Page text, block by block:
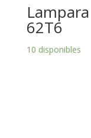
62T6
10 disponibles